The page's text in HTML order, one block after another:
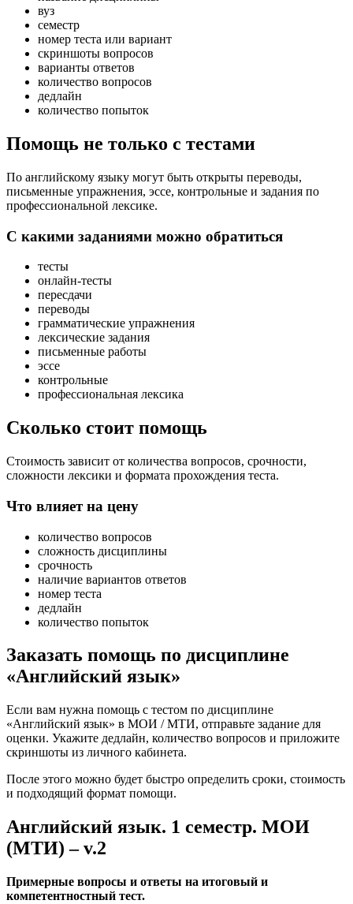
вуз
семестр
номер теста или вариант
скриншоты вопросов
варианты ответов
количество вопросов
дедлайн
количество попыток
Помощь не только с тестами
По английскому языку могут быть открыты переводы,
письменные упражнения, эссе, контрольные и задания по
профессиональной лексике.
С какими заданиями можно обратиться
тесты
онлайн-тесты
пересдачи
переводы
грамматические упражнения
лексические задания
письменные работы
эссе
контрольные
профессиональная лексика
Сколько стоит помощь
Стоимость зависит от количества вопросов, срочности,
сложности лексики и формата прохождения теста.
Что влияет на цену
количество вопросов
сложность дисциплины
срочность
наличие вариантов ответов
номер теста
дедлайн
количество попыток
Заказать помощь по дисциплине
«Английский язык»
Если вам нужна помощь с тестом по дисциплине
«Английский язык» в МОИ / МТИ, отправьте задание для
оценки. Укажите дедлайн, количество вопросов и приложите
скриншоты из личного кабинета.
После этого можно будет быстро определить сроки, стоимость
и подходящий формат помощи.
Английский язык. 1 семестр. МОИ
(МТИ) – v.2
Примерные вопросы и ответы на итоговый и
компетентностный тест.